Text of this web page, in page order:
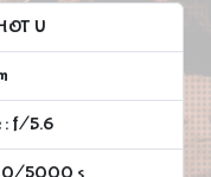
U
: f/5.6
10/5000 s